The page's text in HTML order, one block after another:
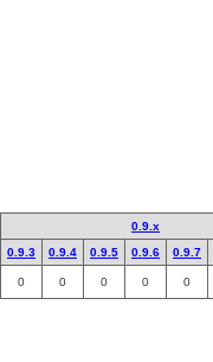
0.9.x
0.9.3
0.9.4 0.9.5 0.9.6 0.9.7
0 0 0 0 0